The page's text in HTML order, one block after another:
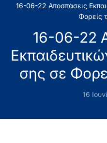
16-06-22 Αποσπάσεις
Φορείς
16-06-22
σης σε
16